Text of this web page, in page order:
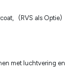
(RVS als Optie)
met luchtvering en